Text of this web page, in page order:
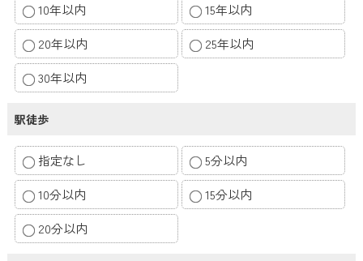
10年以内
15年以内
20年以内
25年以内
30年以内
駅徒歩
指定なし
5分以内
10分以内
15分以内
20分以内